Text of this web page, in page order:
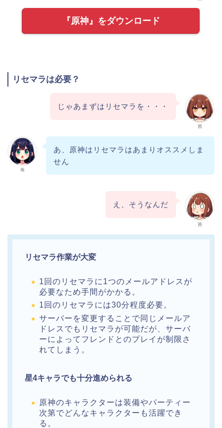
『原神』をダウンロード
リセマラは必要？
茜
じゃあまずはリセマラを・・・
奏
あ、原神はリセマラはあまりオススメしま
せん
茜
え、そうなんだ
リセマラ作業が大変
1回のリセマラに1つのメールアドレスが
必要なため手間がかかる。
1回のリセマラには30分程度必要。
サーバーを変更することで同じメールア
ドレスでもリセマラが可能だが、サーバ
ーによってフレンドとのプレイが制限さ
れてしまう。
星4キャラでも十分進められる
原神のキャラクターは装備やパーティー
次第でどんなキャラクターも活躍でき
る。